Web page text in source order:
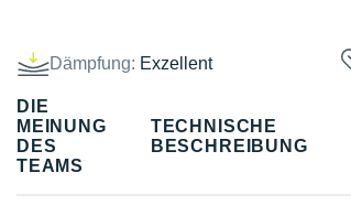
Dämpfung: Exzellent
DIE
MEINUNG
DES
TEAMS
TECHNISCHE
BESCHREIBUNG